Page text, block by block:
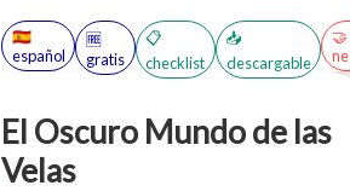
especialmente útil a la hora de
negociar, y con nuevas relaciones.
🇪🇸
español
🆓
gratis
📋
checklist
📥
descargable
🤝
El Oscuro Mundo de las
Velas